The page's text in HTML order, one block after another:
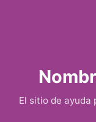
El sitio de ayuda